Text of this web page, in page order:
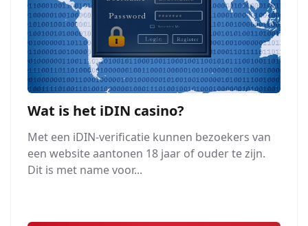
Wat is het iDIN casino?
Met een iDIN-verificatie kunnen bezoekers van
een website aantonen 18 jaar of ouder te zijn.
Dit is met name voor...